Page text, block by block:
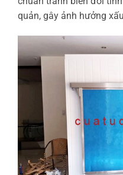
quản, gây ảnh hưởng